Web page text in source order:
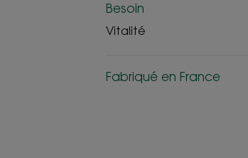
Besoin
Vitalité
Fabriqué en France